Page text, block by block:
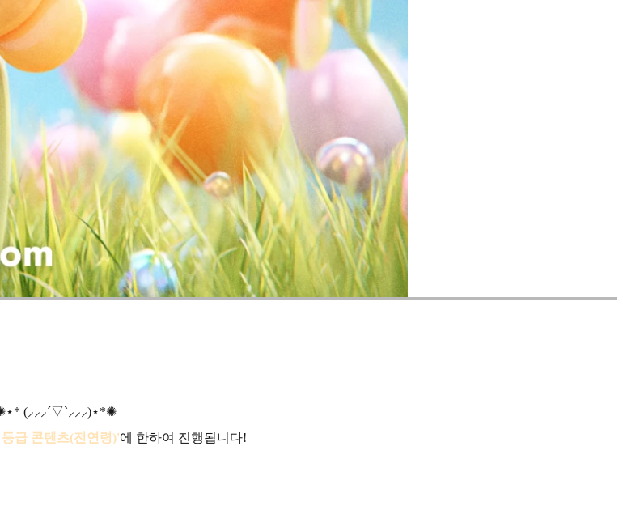
(⸝⸝⸝´▽`⸝⸝⸝)⋆*✺
급 콘텐츠(전연령)'에 한하여 진행됩니다!